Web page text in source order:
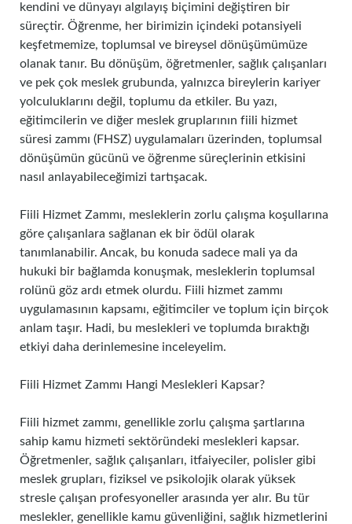
kendini ve dünyayı algılayış biçimini değiştiren bir
süreçtir. Öğrenme, her birimizin içindeki potansiyeli
keşfetmemize, toplumsal ve bireysel dönüşümümüze
olanak tanır. Bu dönüşüm, öğretmenler, sağlık çalışanları
ve pek çok meslek grubunda, yalnızca bireylerin kariyer
yolculuklarını değil, toplumu da etkiler. Bu yazı,
eğitimcilerin ve diğer meslek gruplarının fiili hizmet
süresi zammı (FHSZ) uygulamaları üzerinden, toplumsal
dönüşümün gücünü ve öğrenme süreçlerinin etkisini
nasıl anlayabileceğimizi tartışacak.
Fiili Hizmet Zammı, mesleklerin zorlu çalışma koşullarına
göre çalışanlara sağlanan ek bir ödül olarak
tanımlanabilir. Ancak, bu konuda sadece mali ya da
hukuki bir bağlamda konuşmak, mesleklerin toplumsal
rolünü göz ardı etmek olurdu. Fiili hizmet zammı
uygulamasının kapsamı, eğitimciler ve toplum için birçok
anlam taşır. Hadi, bu meslekleri ve toplumda bıraktığı
etkiyi daha derinlemesine inceleyelim.
Fiili Hizmet Zammı Hangi Meslekleri Kapsar?
Fiili hizmet zammı, genellikle zorlu çalışma şartlarına
sahip kamu hizmeti sektöründeki meslekleri kapsar.
Öğretmenler, sağlık çalışanları, itfaiyeciler, polisler gibi
meslek grupları, fiziksel ve psikolojik olarak yüksek
stresle çalışan profesyoneller arasında yer alır. Bu tür
meslekler, genellikle kamu güvenliğini, sağlık hizmetlerini